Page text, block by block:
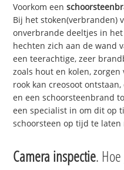
Voorkom een
Bij het stoken(verbranden)
onverbrande deeltjes in
hechten zich aan de wand
een teerachtige, zeer
zoals hout en kolen,
rook kan creosoot
en een schoorsteenbrand
een specialist in om dit op
schoorsteen op tijd te laten
Camera inspectie.